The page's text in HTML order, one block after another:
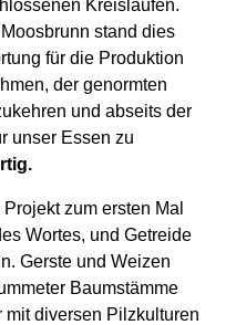
Kreisläufen.
stand dies
für die Produktion
der genormten
und abseits der
unser Essen zu
zum ersten Mal
Wortes, und Getreide
Gerste und Weizen
Baumstämme
diversen Pilzkulturen